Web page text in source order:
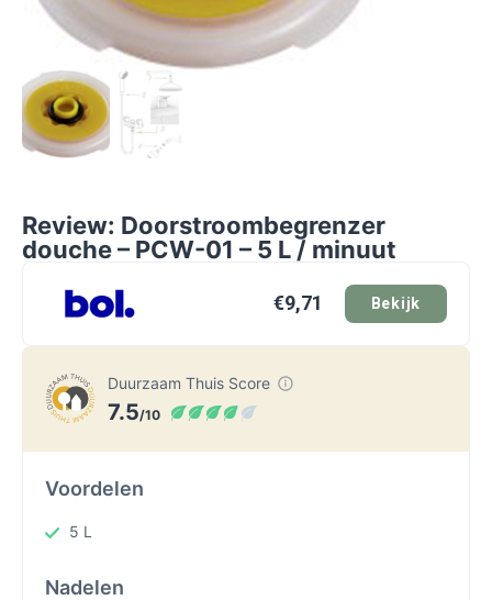
Review: Doorstroombegrenzer
douche – PCW-01 – 5 L / minuut
€9,71 Bekijk
Duurzaam Thuis Score
7.5/10
Voordelen
5 L
Nadelen